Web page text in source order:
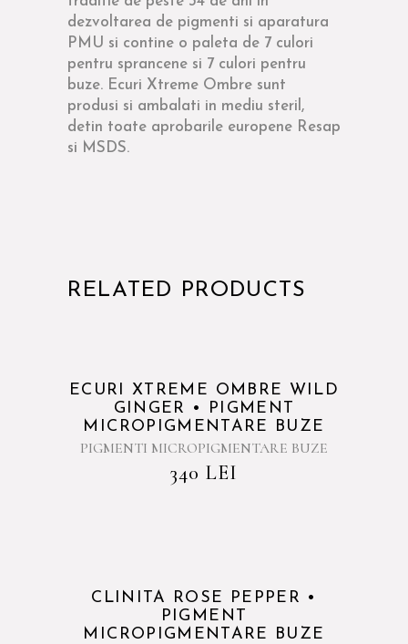
dezvoltarea de pigmenti si aparatura
PMU si contine o paleta de 7 culori
pentru sprancene si 7 culori pentru
buze. Ecuri Xtreme Ombre sunt
produsi si ambalati in mediu steril,
detin toate aprobarile europene Resap
si MSDS.
RELATED PRODUCTS
ECURI XTREME OMBRE WILD
GINGER • PIGMENT
MICROPIGMENTARE BUZE
PIGMENTI MICROPIGMENTARE BUZE
340 LEI
CLINITA ROSE PEPPER •
PIGMENT
MICROPIGMENTARE BUZE